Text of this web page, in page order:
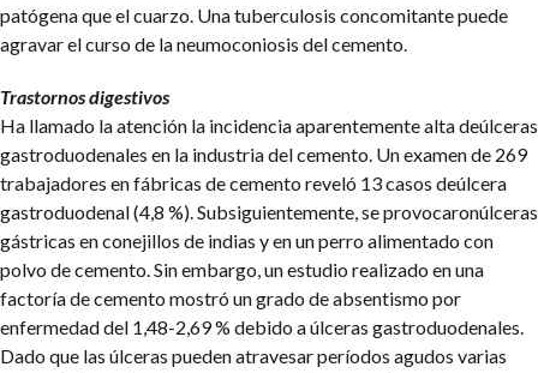
patógena que el cuarzo. Una tuberculosis concomitante puede
agravar el curso de la neumoconiosis del cemento.
Trastornos digestivos
Ha llamado la atención la incidencia aparentemente alta deúlceras
gastroduodenales en la industria del cemento. Un examen de 269
trabajadores en fábricas de cemento reveló 13 casos deúlcera
gastroduodenal (4,8 %). Subsiguientemente, se provocaronúlceras
gástricas en conejillos de indias y en un perro alimentado con
polvo de cemento. Sin embargo, un estudio realizado en una
factoría de cemento mostró un grado de absentismo por
enfermedad del 1,48-2,69 % debido a úlceras gastroduodenales.
Dado que las úlceras pueden atravesar períodos agudos varias